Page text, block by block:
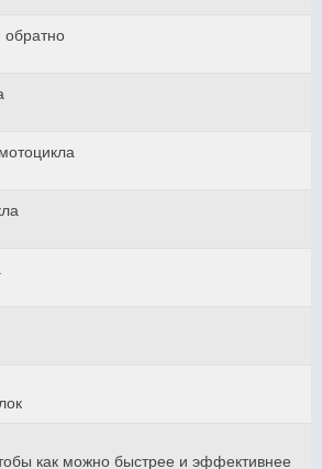
как можно быстрее и эффективнее